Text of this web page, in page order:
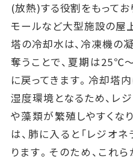
(放熱)する役割をもってお
モールなど大型施設の屋
塔の冷却水は、冷凍機の
奪うことで、夏期は25℃
に戻ってきます。冷却塔
湿度環境となるため、レ
や藻類が繁殖しやすくな
は、肺に入ると「レジオ
ります。そのため、これ